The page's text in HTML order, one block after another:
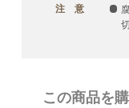
注 意
この商品を